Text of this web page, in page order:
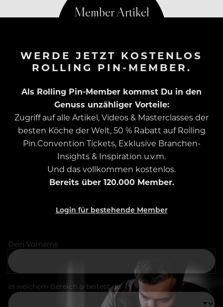
WERDE JETZT KOSTENLOS
ROLLING PIN-MEMBER.
Als Rolling Pin-Member kommst Du in den
Genuss unzähliger Vorteile:
Zugriff auf alle Artikel, Videos & Masterclasses der
besten Köche der Welt, 50 % Rabatt auf Rolling
Pin.Convention Tickets, Exklusive Branchen-
Insights & Inspiration u.v.m.
Und das vollkommen kostenlos.
Bereits über 120.000 Member.
Login für bestehende Member
Dein Vorname
In welchem Bereich arbeitest du